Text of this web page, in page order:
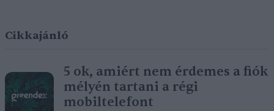
Cikkajánló
5 ok, amiért nem érdemes a fiók
mélyén tartani a régi
mobiltelefont